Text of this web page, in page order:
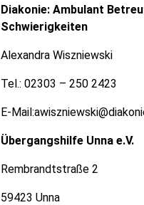
Diakonie: Ambulant
Schwierigkeiten
Alexandra Wiszniewski
Tel.: 02303 – 250 2423
E-
Übergangshilfe Unna e.V.
Rembrandtstraße 2
59423 Unna